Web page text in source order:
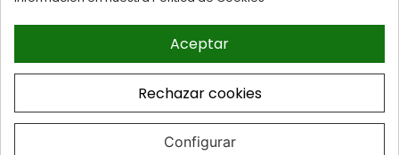
Tardes: de 16:30h a 20:00h
© 2026 Tienda online de
Curtidos y Tapicerias y
articulos para Zapateria y
Aceptar
Rechazar cookies
Configurar